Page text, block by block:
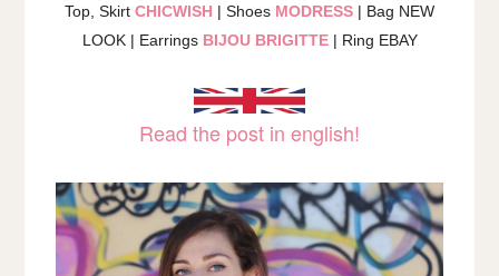
Top, Skirt CHICWISH | Shoes MODRESS | Bag NEW
LOOK | Earrings BIJOU BRIGITTE | Ring EBAY
Read the post in english!